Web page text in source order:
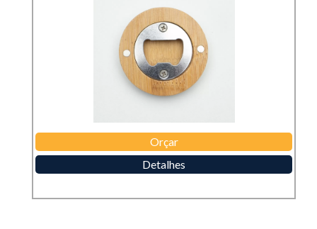
Orçar
Detalhes